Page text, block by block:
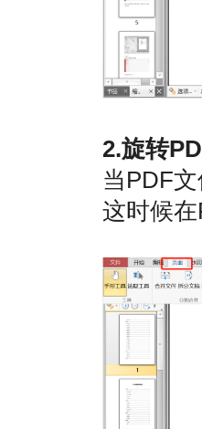
2.旋转
当PDF
这时候